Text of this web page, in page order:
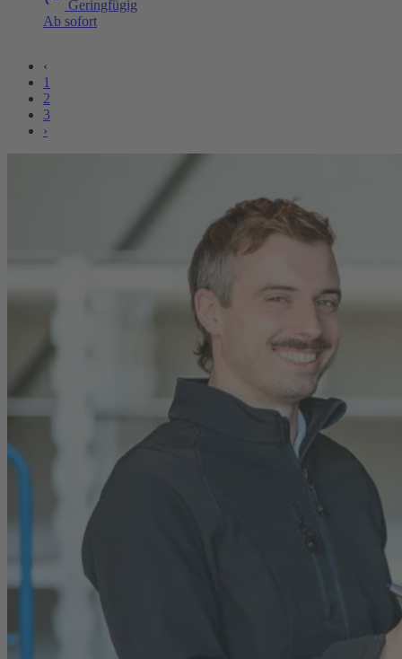
Geringfügig
Ab sofort
‹
1
2
3
›